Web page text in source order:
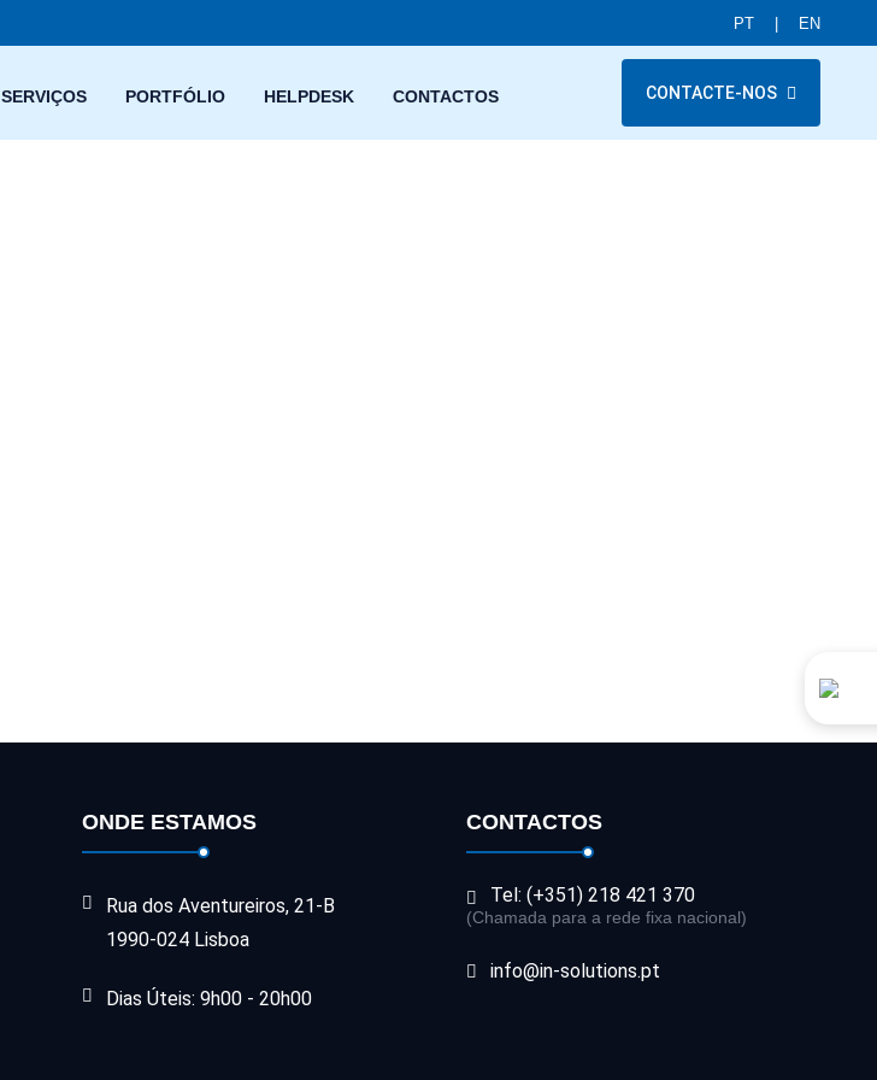
PT | EN
SERVIÇOS PORTFÓLIO HELPDESK CONTACTOS CONTACTE-NOS
ONDE ESTAMOS
Rua dos Aventureiros, 21-B
1990-024 Lisboa
Dias Úteis: 9h00 - 20h00
CONTACTOS
Tel: (+351) 218 421 370
(Chamada para a rede fixa nacional)
info@in-solutions.pt